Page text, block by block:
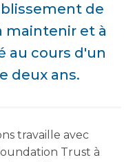
de
maintenir et à
au cours d'un
deux ans.
travaille avec
Trust à